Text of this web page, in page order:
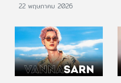
22 พฤษภาคม 2026